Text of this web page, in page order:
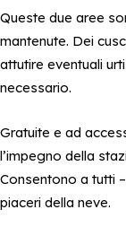
Queste due aree
mantenute. Dei
attutire eventuali
necessario.
Gratuite e ad
l’impegno della
Consentono a tutti
piaceri della neve.